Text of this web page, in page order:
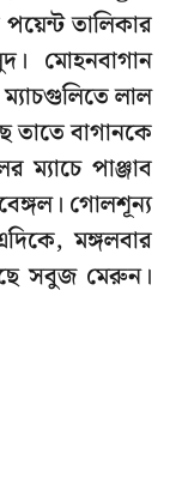
তালিকার
মোহনবাগান
লাল
তাতে বাগানকে
পাঞ্জাব
গোলশূন্য
মঙ্গলবার
সবুজ মেরুন।